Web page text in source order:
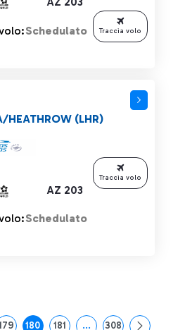
Schedulato Traccia volo
AZ 203
HEATHROW (LHR)
Schedulato
Traccia volo
180 181 ... 308